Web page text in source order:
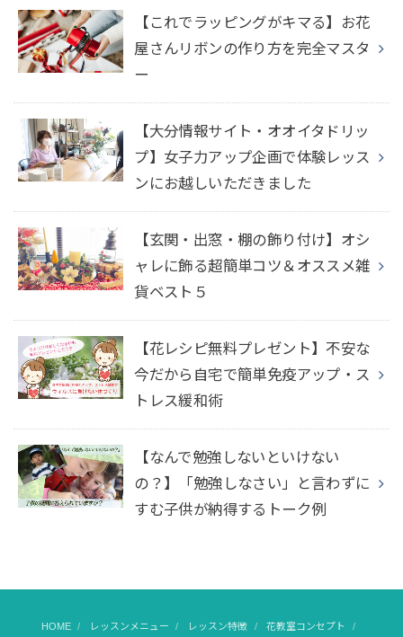
【これでラッピングがキマる】お花
屋さんリボンの作り方を完全マスタ
ー
【大分情報サイト・オオイタドリッ
プ】女子力アップ企画で体験レッス
ンにお越しいただきました
【玄関・出窓・棚の飾り付け】オシ
ャレに飾る超簡単コツ＆オススメ雑
貨ベスト５
【花レシピ無料プレゼント】不安な
今だから自宅で簡単免疫アップ・ス
トレス緩和術
【なんで勉強しないといけない
の？】「勉強しなさい」と言わずに
すむ子供が納得するトーク例
HOME レッスンメニュー レッスン特徴 花教室コンセプト